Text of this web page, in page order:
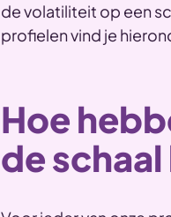
de volatiliteit op een
profielen vind je
Hoe
de